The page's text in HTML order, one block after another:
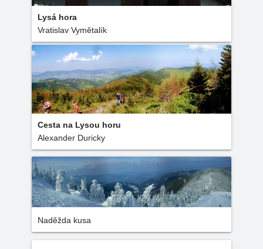
Lysá hora
Vratislav Vymětalík
Cesta na Lysou horu
Alexander Duricky
Naděžda kusa